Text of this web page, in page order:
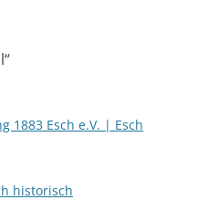
“
1883 Esch e.V. | Esch
historisch